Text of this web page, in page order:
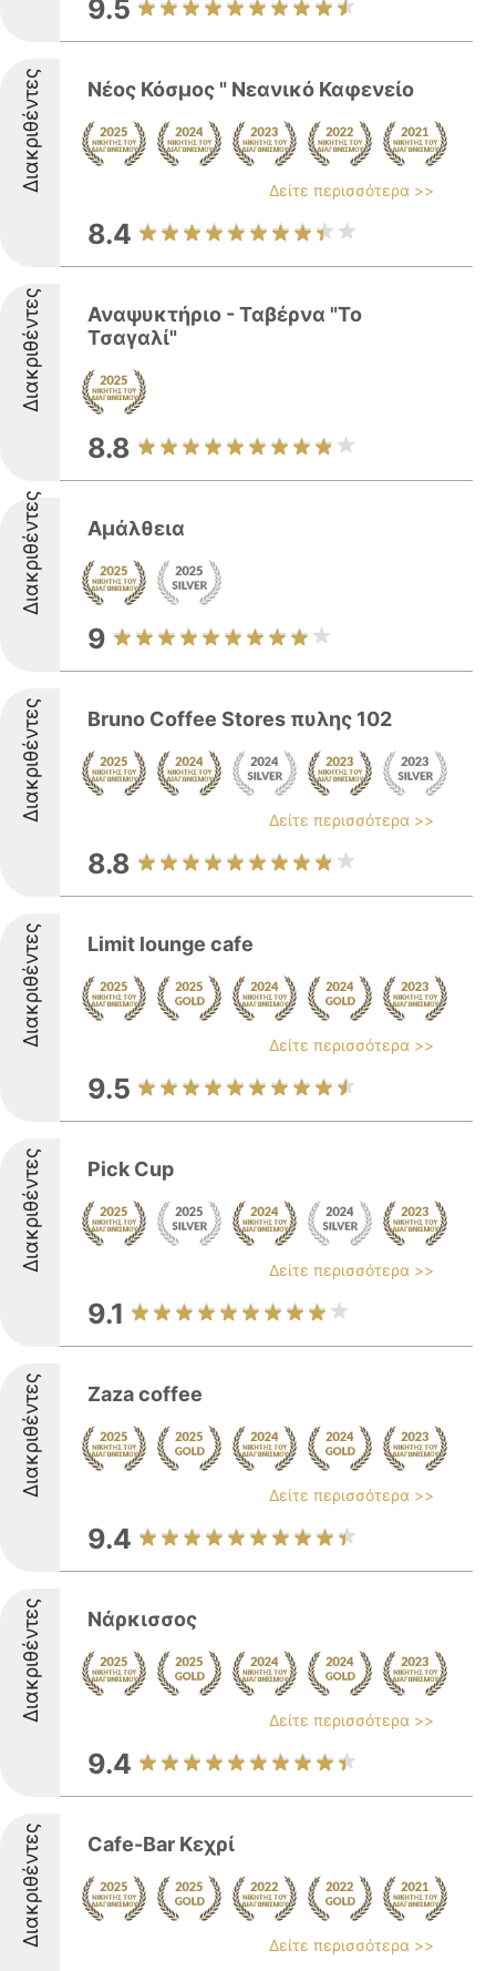
9.5
Διακριθέντες Νέος Κόσμος " Νεανικό Καφενείο
Δείτε περισσότερα >>
8.4
Διακριθέντες
Αναψυκτήριο - Ταβέρνα "Το
Τσαγαλί"
8.8
Διακριθέντες Αμάλθεια
9
Διακριθέντες Bruno Coffee Stores πυλης 102
Δείτε περισσότερα >>
8.8
Διακριθέντες Limit lounge cafe
Δείτε περισσότερα >>
9.5
Διακριθέντες Pick Cup
Δείτε περισσότερα >>
9.1
Διακριθέντες Zaza coffee
Δείτε περισσότερα >>
9.4
Διακριθέντες Νάρκισσος
Δείτε περισσότερα >>
9.4
Διακριθέντες Cafe-Bar Κεχρί
Δείτε περισσότερα >>